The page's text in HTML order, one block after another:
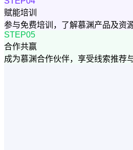
赋能培训
参与免费培训，了解慕渊产品及资
STEP05
合作共赢
成为慕渊合作伙伴，享受线索推荐